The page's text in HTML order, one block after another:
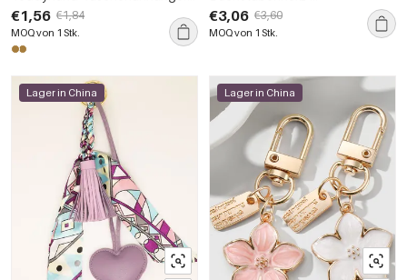
aus einfarbigem Stoff
€1,56 €1,84
MOQ von 1 Stk.
Schlüsselanhänger aus
Legierung und künstlichen
Perlen
€3,06 €3,60
MOQ von 1 Stk.
Lager in China Lager in China